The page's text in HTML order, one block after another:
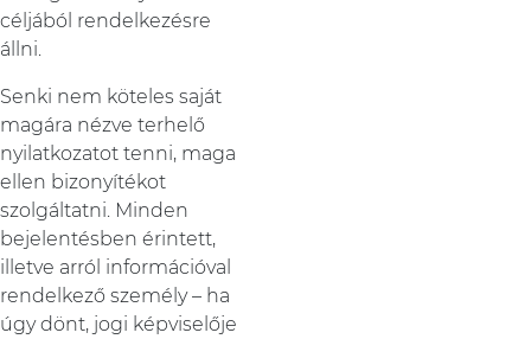
céljából rendelkezésre
állni.
Senki nem köteles saját
magára nézve terhelő
nyilatkozatot tenni, maga
ellen bizonyítékot
szolgáltatni. Minden
bejelentésben érintett,
illetve arról információval
rendelkező személy – ha
úgy dönt, jogi képviselője